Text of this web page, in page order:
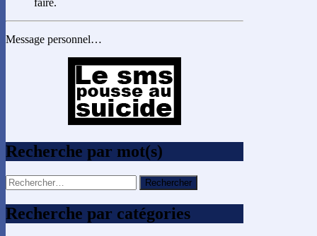
faire.
Message personnel…
Recherche par mot(s)
Rechercher :
Recherche par catégories